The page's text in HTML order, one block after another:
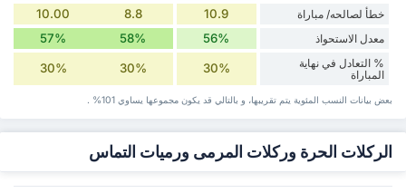
خطأ لصالحه/ مباراة 10.9
8.8
10.00
معدل الاستحواذ 56%
58%
57%
% التعادل في نهاية
المباراة
30%
30%
30%
بعض بيانات ‏النسب المئوية يتم تقريبها، و بالتالي قد ‏يكون مجموعها يساوي 101% .
الركلات الحرة وركلات المرمى ورميات التماس